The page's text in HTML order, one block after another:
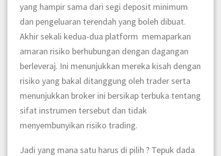
yang hampir sama dari segi deposit minimum
dan pengeluaran terendah yang boleh dibuat.
Akhir sekali kedua-dua platform memaparkan
amaran risiko berhubungan dengan dagangan
berleveraj. Ini menunjukkan mereka kisah dengan
risiko yang bakal ditanggung oleh trader serta
menunjukkan broker ini bersikap terbuka tentang
sifat instrumen tersebut dan tidak
menyembunyikan risiko trading.
Jadi yang mana satu harus di pilih ? Tepuk dada